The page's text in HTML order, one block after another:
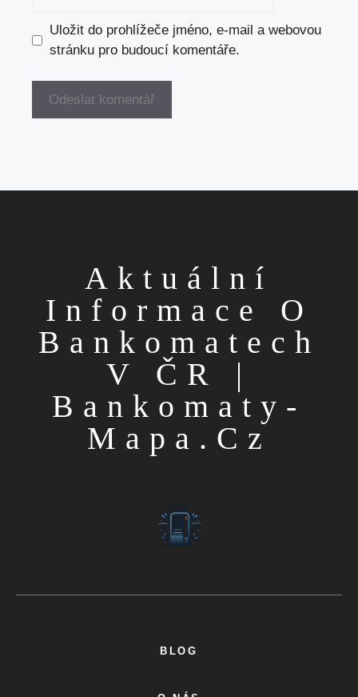
Uložit do prohlížeče jméno, e-mail a webovou
stránku pro budoucí komentáře.
Aktuální
Informace O
Bankomatech
V ČR |
Bankomaty-
Mapa.cz
BLOG